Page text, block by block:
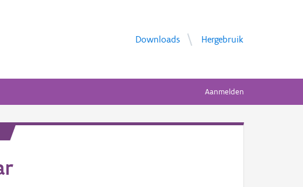
Downloads Hergebruik
Aanmelden